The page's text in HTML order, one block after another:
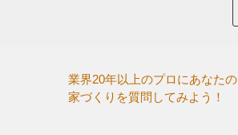
業界20年以上のプロにあなたの
家づくりを質問してみよう！